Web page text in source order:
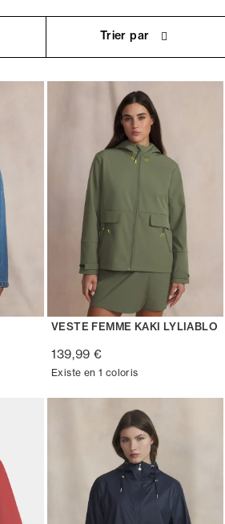
Trier par
VESTE FEMME KAKI LYLIABLO
139,99 €
Existe en 1 coloris